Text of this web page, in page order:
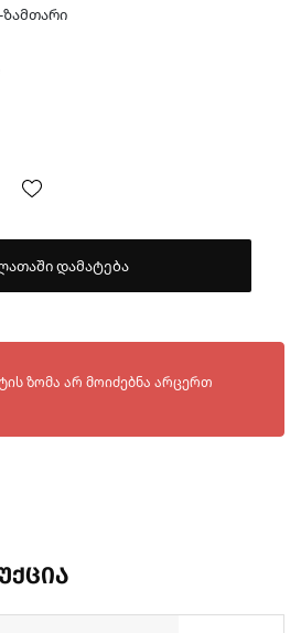
დამატება
ფილიალებში:
ზომა არ მოიძებნა არცერთ